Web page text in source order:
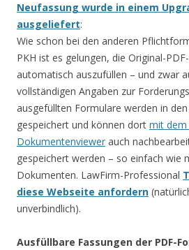
Neufassung wurde in einem
ausgeliefert:
Wie schon bei den anderen
PKH ist es gelungen, die Original-
automatisch auszufüllen – und zwar
vollständigen Angaben zur
ausgefüllten Formulare werden in
gespeichert und können dort mit dem
Dokumentenviewer auch
gespeichert werden – so einfach wie
Dokumenten. LawFirm-Professional
diese Webseite anfordern
unverbindlich).
Ausfüllbare Fassungen der PDF-